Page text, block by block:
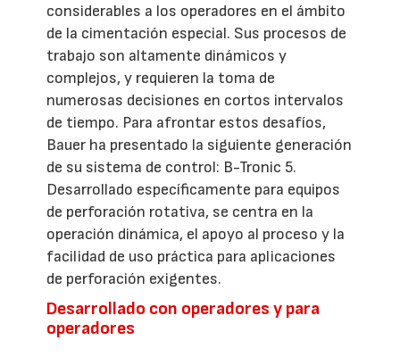
considerables a los operadores en el ámbito
de la cimentación especial. Sus procesos de
trabajo son altamente dinámicos y
complejos, y requieren la toma de
numerosas decisiones en cortos intervalos
de tiempo. Para afrontar estos desafíos,
Bauer ha presentado la siguiente generación
de su sistema de control: B-Tronic 5.
Desarrollado específicamente para equipos
de perforación rotativa, se centra en la
operación dinámica, el apoyo al proceso y la
facilidad de uso práctica para aplicaciones
de perforación exigentes.
Desarrollado con operadores y para
operadores